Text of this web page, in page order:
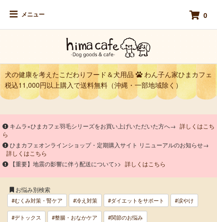
メニュー 0
犬の健康を考えたこだわりフード＆犬用品
わん子ん家ひまカフェ
税込11,000円以上購入で送料無料（沖縄・一部地域除く）
キムラ×ひまカフェ羽毛シリーズをお買い上げいただいた方へ→ 詳しくはこち
ら
ひまカフェオンラインショップ・定期購入サイト リニューアルのお知らせ→
詳しくはこちら
【重要】地震の影響に伴う配送について>> 詳しくはこちら
お悩み別検索
#むくみ対策・腎ケア #冷え対策 #ダイエットをサポート #涙やけ
#デトックス #整腸・おなかケア #関節のお悩み